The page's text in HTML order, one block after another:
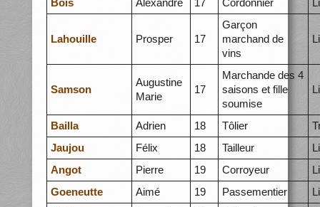
Bois Alexandre 17 Cordonnier
Lahouille Prosper 17
Garçon
marchand de
vins
Samson
Augustine
Marie
17
Marchande des 4
saisons et fille
soumise
Bailla Adrien 18 Tôlier
Jaujou
Félix 18 Tailleur
Angot
Pierre 19 Corroyeur
Goeneutte
Aimé 19 Passementier